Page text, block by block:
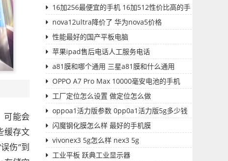
可能会
缓存文
伤”到
16加256最便宜的手机 16加512性价比高的手
机 nova12ultra降价了 华为nova5价格
性能最好的国产平板电脑
苹果ipad售后电话人工服务电话
a81膜和哪个通用 三星a81膜和什么通用
OPPO A7 Pro Max 10000毫安电池的手机
工厂定位怎么设置 做定位怎么做
oppoa1活力版参数 0pp0a1活力版5g多少钱
闪魔钢化膜怎么样 最好的手机膜
vivonex3 5g怎么样 nex3 5g
工业平板 跃典工业显示器